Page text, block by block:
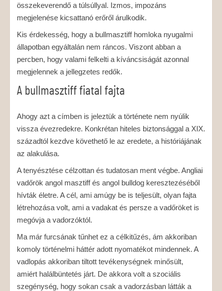
összekeverendő a túlsúllyal. Izmos, impozáns
megjelenése kicsattanó erőről árulkodik.
Kis érdekesség, hogy a bullmasztiff homloka nyugalmi
állapotban egyáltalán nem ráncos. Viszont abban a
percben, hogy valami felkelti a kíváncsiságát azonnal
megjelennek a jellegzetes redők.
A bullmasztiff fiatal fajta
Ahogy azt a címben is jeleztük a története nem nyúlik
vissza évezredekre. Konkrétan hiteles biztonsággal a XIX.
századtól kezdve követhető le az eredete, a históriájának
az alakulása.
A tenyésztése célzottan és tudatosan ment végbe. Angliai
vadőrök angol masztiff és angol bulldog keresztezéséből
hívták életre. A cél, ami amúgy be is teljesült, olyan fajta
létrehozása volt, ami a vadakat és persze a vadőröket is
megóvja a vadorzóktól.
Ma már furcsának tűnhet ez a célkitűzés, ám akkoriban
komoly történelmi háttér adott nyomatékot mindennek. A
vadlopás akkoriban tiltott tevékenységnek minősült,
amiért halálbüntetés járt. De akkora volt a szociális
szegénység, hogy sokan csak a vadorzásban látták a